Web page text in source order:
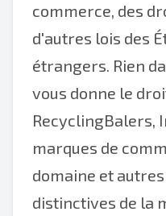
commerce, des
d'autres lois des
étrangers. Rien
vous donne le
RecyclingBalers,
marques de
domaine et
distinctives de la